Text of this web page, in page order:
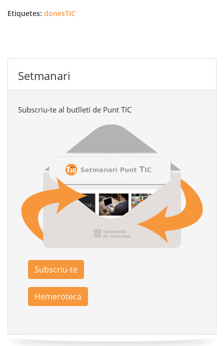
Etiquetes: donesTIC
Setmanari
Subscriu-te al butlletí de Punt TIC
Subscriu-te
Hemeroteca